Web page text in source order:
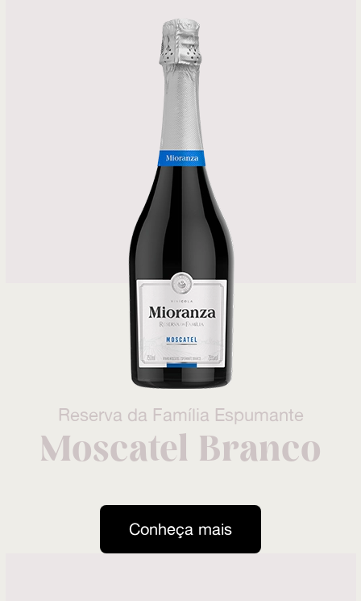
Reserva da Família Espumante
Moscatel Branco
Conheça mais